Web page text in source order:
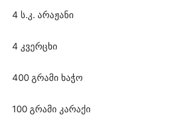
4 ს.კ. არაჟანი
4 კვერცხი
400 გრამი ხაჭო
100 გრამი კარაქი